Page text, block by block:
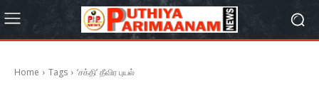
Home Tags ‘சக்தி’ தீவிர புயல்